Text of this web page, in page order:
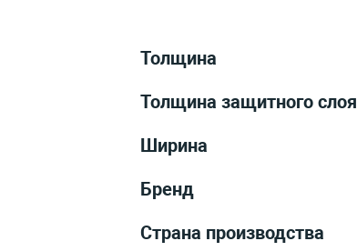
Толщина
Толщина защитного слоя
Ширина
Бренд
Страна производства